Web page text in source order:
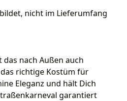
nicht im Lieferumfang
nach Außen auch
richtige Kostüm für
Eleganz und hält Dich
garantiert